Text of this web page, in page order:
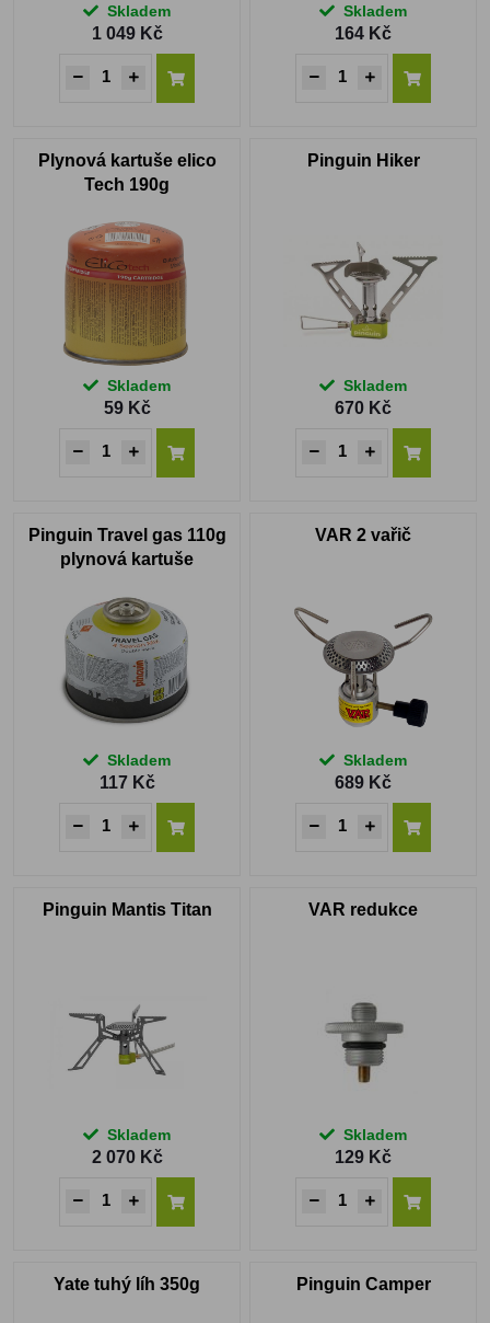
Skladem
1 049 Kč
Skladem
164 Kč
Plynová kartuše elico
Tech 190g
Skladem
59 Kč
Pinguin Hiker
Skladem
670 Kč
Pinguin Travel gas 110g
plynová kartuše
Skladem
117 Kč
VAR 2 vařič
Skladem
689 Kč
Pinguin Mantis Titan
Skladem
2 070 Kč
VAR redukce
Skladem
129 Kč
Yate tuhý líh 350g Pinguin Camper